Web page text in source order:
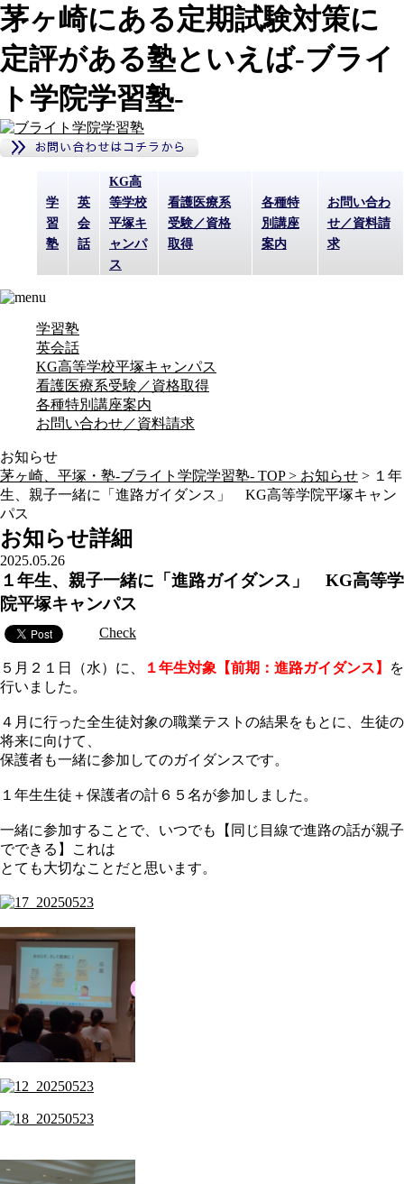
茅ヶ崎にある定期試験対策に
定評がある塾といえば-ブライ
ト学院学習塾-
学
習
塾
英
会
話
KG高
等学校
平塚キ
ャンパ
ス
看護医療系
受験／資格
取得
各種特
別講座
案内
お問い合わ
せ／資料請
求
学習塾
英会話
KG高等学校平塚キャンパス
看護医療系受験／資格取得
各種特別講座案内
お問い合わせ／資料請求
お知らせ
茅ヶ崎、平塚・塾-ブライト学院学習塾- TOP > お知らせ > １年
生、親子一緒に「進路ガイダンス」 KG高等学院平塚キャン
パス
お知らせ詳細
2025.05.26
１年生、親子一緒に「進路ガイダンス」 KG高等学
院平塚キャンパス
Check
５月２１日（水）に、 １年生対象【前期：進路ガイダンス】
を
行いました。
４月に行った全生徒対象の職業テストの結果をもとに、生徒の
将来に向けて、
保護者も一緒に参加してのガイダンスです。
１年生生徒＋保護者の計６５名が参加しました。
一緒に参加することで、いつでも【同じ目線で進路の話が親子
でできる】これは
とても大切なことだと思います。